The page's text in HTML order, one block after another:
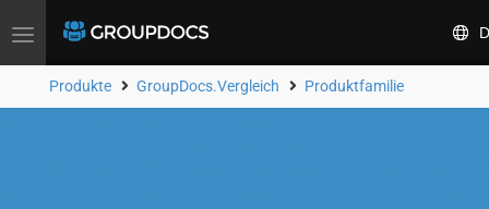
Toggle
Produkte GroupDocs.Vergleich Produktfamilie